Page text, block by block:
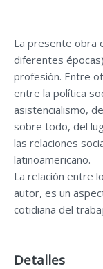
La presente obra
diferentes
profesión. Entre
entre la política
asistencialismo,
sobre todo, del
las relaciones
latinoamericano.
La relación entre
autor, es un
cotidiana del
Detalles